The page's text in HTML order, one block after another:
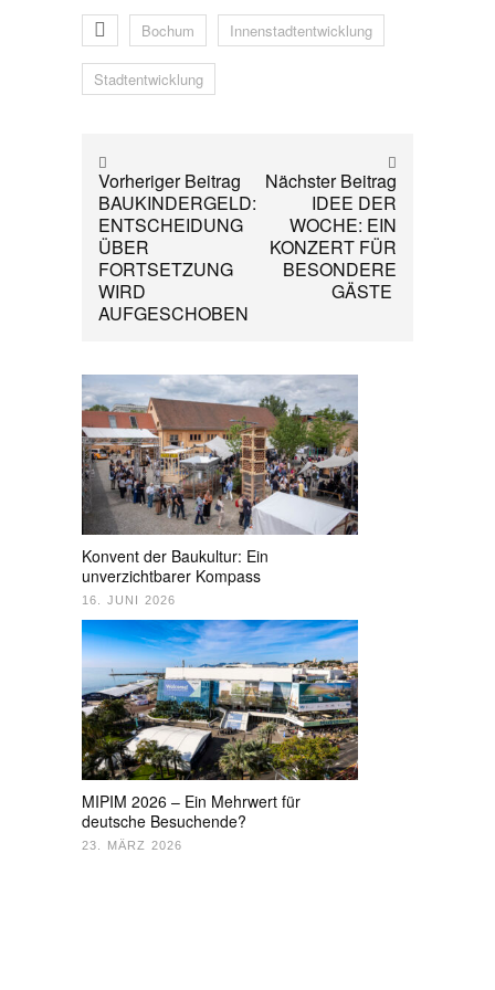
Bochum Innenstadtentwicklung
Stadtentwicklung
Vorheriger Beitrag
BAUKINDERGELD:
ENTSCHEIDUNG
ÜBER
FORTSETZUNG
WIRD
AUFGESCHOBEN
Nächster Beitrag
IDEE DER
WOCHE: EIN
KONZERT FÜR
BESONDERE
GÄSTE
Konvent der Baukultur: Ein
unverzichtbarer Kompass
16. JUNI 2026
MIPIM 2026 – Ein Mehrwert für
deutsche Besuchende?
23. MÄRZ 2026